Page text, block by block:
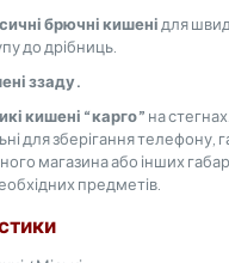
брючні кишені для
до дрібниць.
ззаду.
кишені “карго” на
для зберігання телефону,
магазина або інших
предметів.